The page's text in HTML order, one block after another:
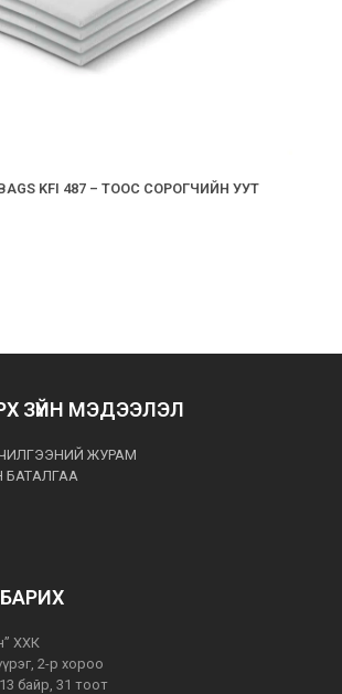
BAGS KFI 487 – ТООС СОРОГЧИЙН УУТ
ЗҮЙН МЭДЭЭЛЭЛ
ЖУРАМ
ХХК
2-р хороо
байр, 31 тоот